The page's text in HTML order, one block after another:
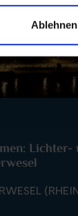
Ablehnen
Lichter-